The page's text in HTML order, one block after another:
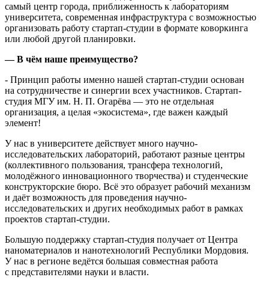
самый центр города, приближенность к лабораториям
университета, современная инфраструктура с возможностью
организовать работу стартап-студии в формате коворкинга
или любой другой планировки.
— В чём наше преимущество?
- Принцип работы именно нашей стартап-студии основан
на сотрудничестве и синергии всех участников. Стартап-
студия МГУ им. Н. П. Огарёва — это не отдельная
организация, а целая «экосистема», где важен каждый
элемент!
У нас в университете действует много научно-
исследовательских лабораторий, работают разные центры
(коллективного пользования, трансфера технологий,
молодёжного инновационного творчества) и студенческие
конструкторские бюро. Всё это образует рабочий механизм
и даёт возможность для проведения научно-
исследовательских и других необходимых работ в рамках
проектов стартап-студии.
Большую поддержку стартап-студия получает от Центра
наноматериалов и нанотехнологий Республики Мордовия.
У нас в регионе ведётся большая совместная работа
с представителями науки и власти.